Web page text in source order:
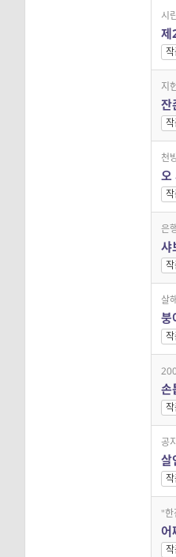
시
제
지
잔
천
오
은
샤
살
붕
손
공
살
"한
어